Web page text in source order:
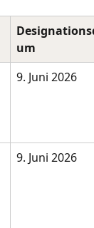
um
9. Juni 2026
9. Juni 2026